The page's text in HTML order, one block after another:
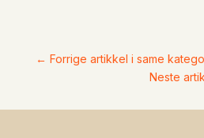
← Forrige artikkel i same
Neste